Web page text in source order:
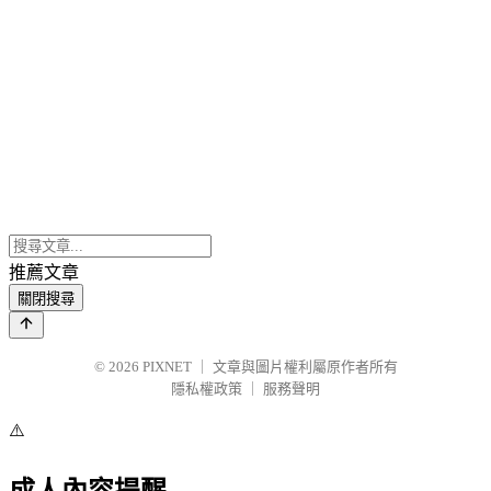
推薦文章
關閉搜尋
© 2026 PIXNET
文章與圖片權利屬原作者所有
隱私權政策
服務聲明
⚠️